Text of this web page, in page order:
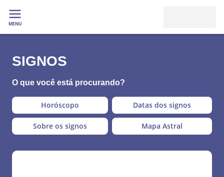
MENU
SIGNOS
O que você está procurando?
Horóscopo Datas dos signos
Sobre os signos Mapa Astral